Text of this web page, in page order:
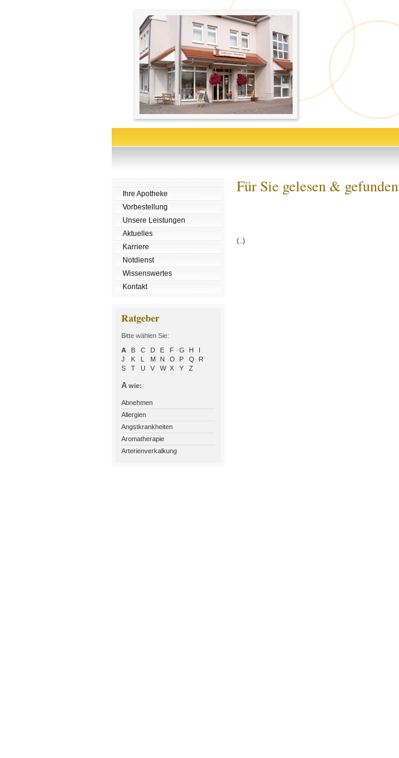
Ihre Apotheke
Vorbestellung
Unsere Leistungen
Aktuelles
Karriere
Notdienst
Wissenswertes
Kontakt
Ratgeber
Bitte wählen Sie:
A
B C D E F G H
I
J
K L M N O P Q
R
S
T U V W X Y Z
Awie:
Abnehmen
Allergien
Angstkrankheiten
Aromatherapie
Arterienverkalkung
Für Sie gelesen & gefunden
(..)